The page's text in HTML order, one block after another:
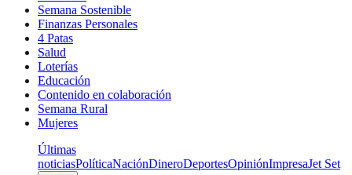
Semana Sostenible
Finanzas Personales
4 Patas
Salud
Loterías
Educación
Contenido en colaboración
Semana Rural
Mujeres
Últimas
noticiasPolíticaNaciónDineroDeportesOpiniónImpresaJet Set